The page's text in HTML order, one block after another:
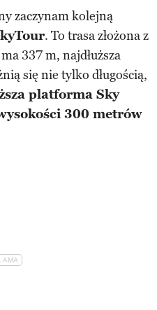
zaczynam kolejną
. To trasa złożona z
337 m, najdłuższa
się nie tylko długością,
platforma Sky
300 metrów